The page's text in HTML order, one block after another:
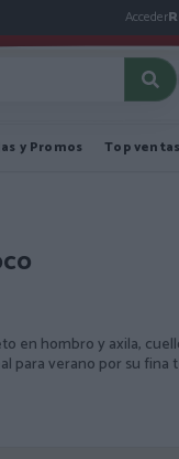
Acceder
y Promos Top ventas
en hombro y axila,
para verano por su fina